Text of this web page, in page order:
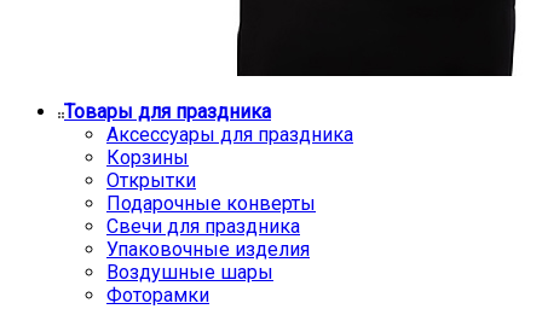
Товары для праздника
Аксессуары для праздника
Корзины
Открытки
Подарочные конверты
Свечи для праздника
Упаковочные изделия
Воздушные шары
Фоторамки